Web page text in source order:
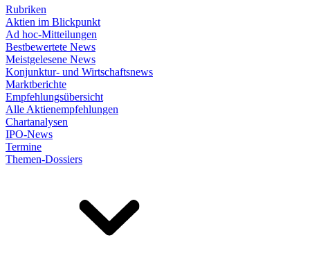
Rubriken
Aktien im Blickpunkt
Ad hoc-Mitteilungen
Bestbewertete News
Meistgelesene News
Konjunktur- und Wirtschaftsnews
Marktberichte
Empfehlungsübersicht
Alle Aktienempfehlungen
Chartanalysen
IPO-News
Termine
Themen-Dossiers